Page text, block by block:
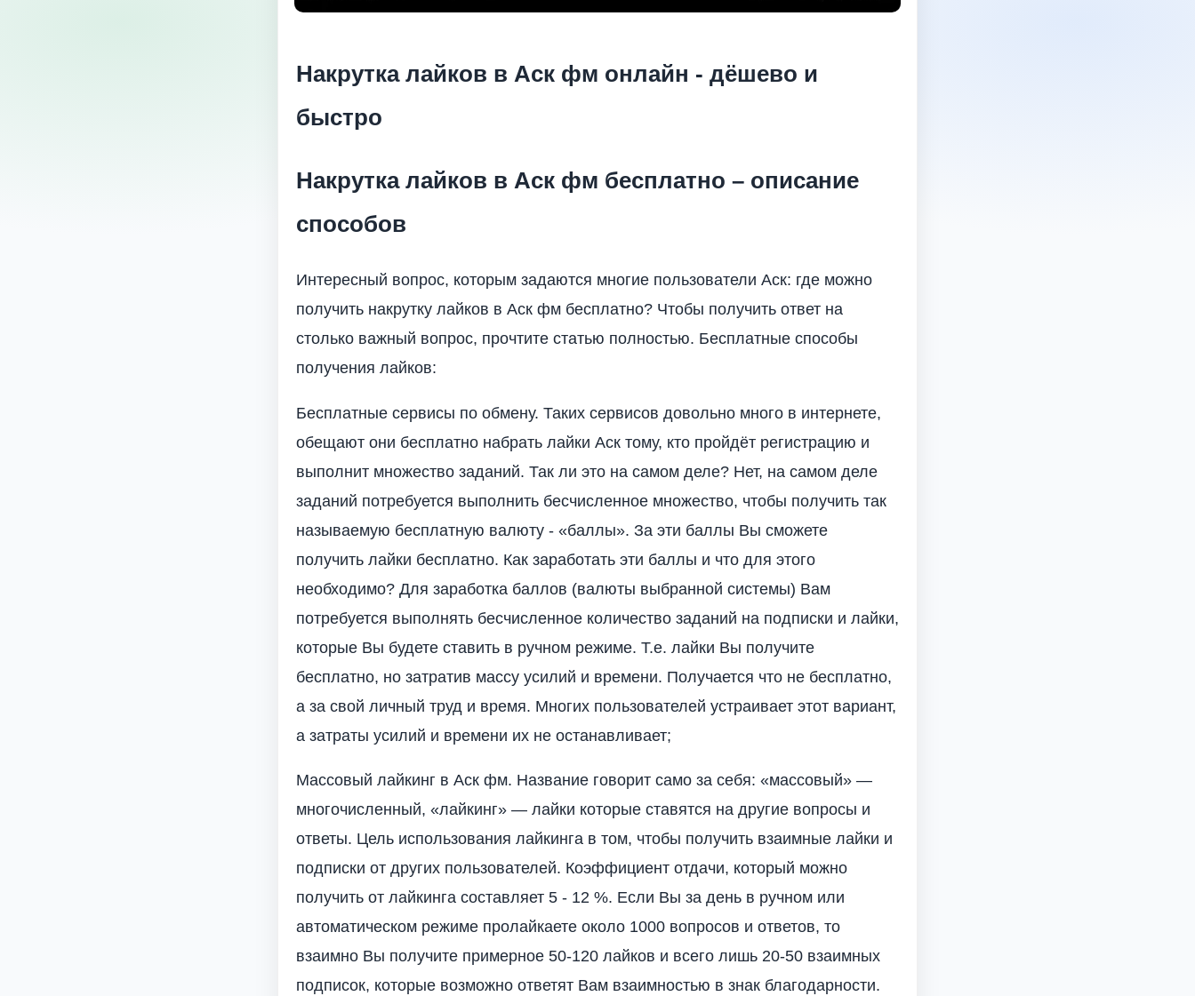
Накрутка лайков в Аск фм онлайн - дёшево и
быстро
Накрутка лайков в Аск фм бесплатно – описание
способов
Интересный вопрос, которым задаются многие пользователи Аск: где можно
получить накрутку лайков в Аск фм бесплатно? Чтобы получить ответ на
столько важный вопрос, прочтите статью полностью. Бесплатные способы
получения лайков:
Бесплатные сервисы по обмену. Таких сервисов довольно много в интернете,
обещают они бесплатно набрать лайки Аск тому, кто пройдёт регистрацию и
выполнит множество заданий. Так ли это на самом деле? Нет, на самом деле
заданий потребуется выполнить бесчисленное множество, чтобы получить так
называемую бесплатную валюту - «баллы». За эти баллы Вы сможете
получить лайки бесплатно. Как заработать эти баллы и что для этого
необходимо? Для заработка баллов (валюты выбранной системы) Вам
потребуется выполнять бесчисленное количество заданий на подписки и лайки,
которые Вы будете ставить в ручном режиме. Т.е. лайки Вы получите
бесплатно, но затратив массу усилий и времени. Получается что не бесплатно,
а за свой личный труд и время. Многих пользователей устраивает этот вариант,
а затраты усилий и времени их не останавливает;
Массовый лайкинг в Аск фм. Название говорит само за себя: «массовый» —
многочисленный, «лайкинг» — лайки которые ставятся на другие вопросы и
ответы. Цель использования лайкинга в том, чтобы получить взаимные лайки и
подписки от других пользователей. Коэффициент отдачи, который можно
получить от лайкинга составляет 5 - 12 %. Если Вы за день в ручном или
автоматическом режиме пролайкаете около 1000 вопросов и ответов, то
взаимно Вы получите примерное 50-120 лайков и всего лишь 20-50 взаимных
подписок, которые возможно ответят Вам взаимностью в знак благодарности.